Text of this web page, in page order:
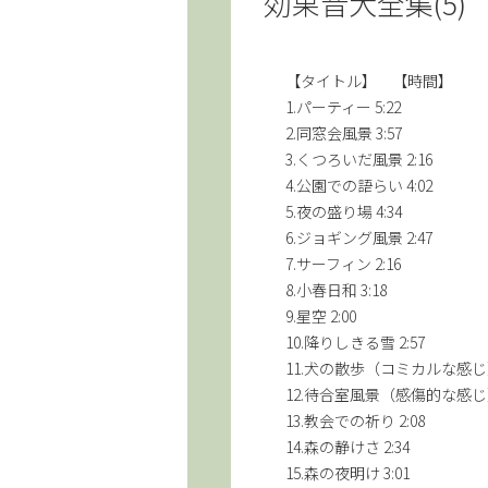
【タイトル】 【時間】
1.パーティー 5:22
2.同窓会風景 3:57
3.くつろいだ風景 2:16
4.公園での語らい 4:02
5.夜の盛り場 4:34
6.ジョギング風景 2:47
7.サーフィン 2:16
8.小春日和 3:18
9.星空 2:00
10.降りしきる雪 2:57
11.犬の散歩（コミカルな感
12.待合室風景（感傷的な感
13.教会での祈り 2:08
14.森の静けさ 2:34
15.森の夜明け 3:01